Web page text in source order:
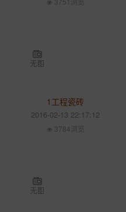
1工程瓷砖
2016-02-13 22:17:12
3784浏览